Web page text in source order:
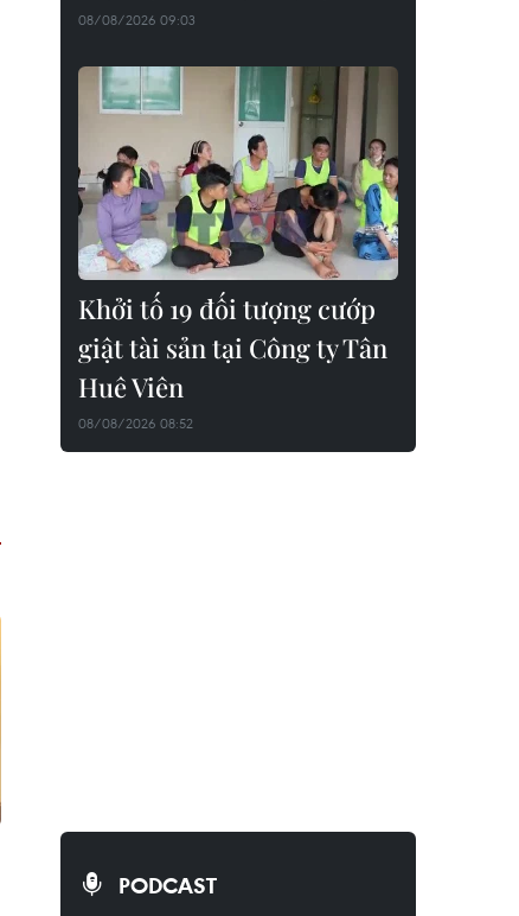
08/08/2026 09:03
Khởi tố 19 đối tượng cướp
giật tài sản tại Công ty Tân
Huê Viên
08/08/2026 08:52
PODCAST